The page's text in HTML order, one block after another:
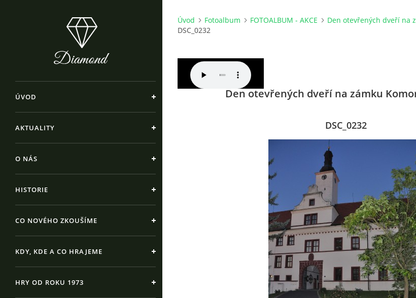
ÚVOD
AKTUALITY
O NÁS
HISTORIE
CO NOVÉHO ZKOUŠÍME
KDY, KDE A CO HRAJEME
HRY OD ROKU 1973
Úvod Fotoalbum FOTOALBUM - AKCE
Den otevřených dveří na
DSC_0232
Den otevřených dveří na zámku
DSC_0232